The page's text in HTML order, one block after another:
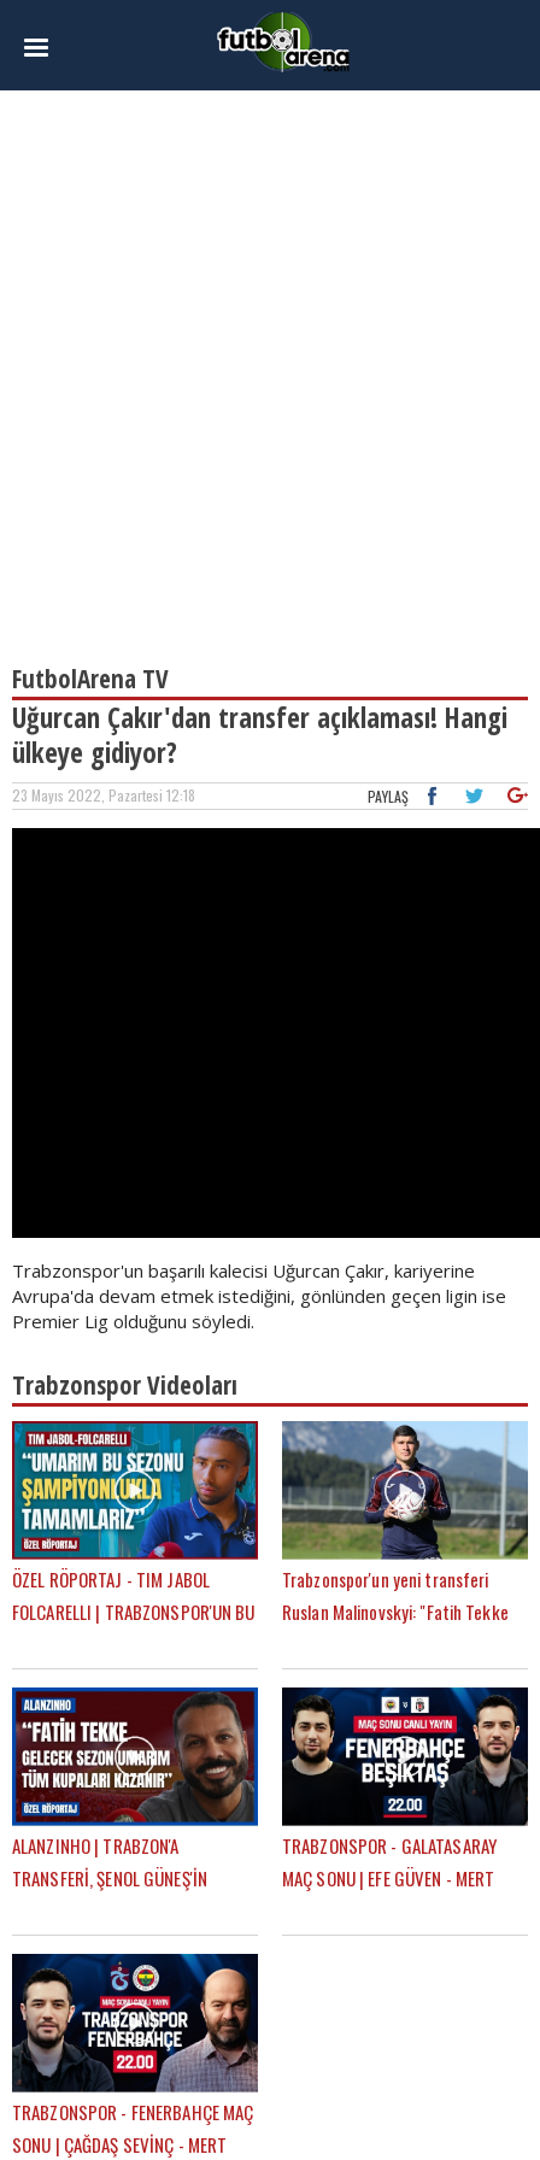
FutbolArena TV
Uğurcan Çakır'dan transfer açıklaması! Hangi
ülkeye gidiyor?
23 Mayıs 2022, Pazartesi 12:18 PAYLAŞ
Trabzonspor'un başarılı kalecisi Uğurcan Çakır, kariyerine
Avrupa'da devam etmek istediğini, gönlünden geçen ligin ise
Premier Lig olduğunu söyledi.
Trabzonspor Videoları
ÖZEL RÖPORTAJ - TIM JABOL
FOLCARELLI | TRABZONSPOR'UN BU
SAÇ TARZI
Trabzonspor'un yeni transferi
Ruslan Malinovskyi: "Fatih Tekke
ALANZINHO | TRABZON'A
TRANSFERİ, ŞENOL GÜNEŞ'İN
TEKKE'Yİ NASIL TANIMLAR?
TRABZONSPOR - GALATASARAY
MAÇ SONU | EFE GÜVEN - MERT
TRABZONSPOR - FENERBAHÇE MAÇ
SONU | ÇAĞDAŞ SEVİNÇ - MERT